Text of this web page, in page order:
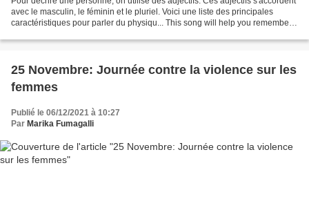
avec le masculin, le féminin et le pluriel. Voici une liste des principales
caractéristiques pour parler du physiqu... This song will help you remember
25 Novembre: Journée contre la violence sur les
femmes
Publié le 06/12/2021 à 10:27
Par Marika Fumagalli